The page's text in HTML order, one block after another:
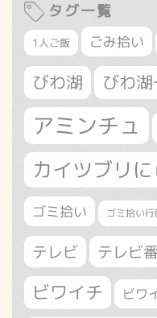
タグ一覧
1人ご飯 ごみ拾い
びわ湖 びわ
アミンチュ
カイツブリ
ゴミ拾い ゴミ拾い行
テレビ テレビ
ビワイチ ビワ